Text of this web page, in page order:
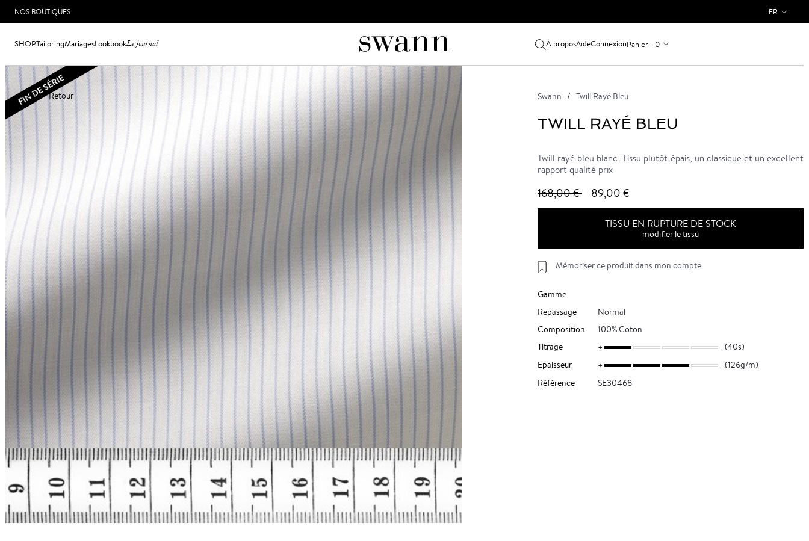
NOS BOUTIQUES FR
SHOPTailoringMariagesLookbookLe journal A proposAideConnexionPanier - 0
Retour Swann Twill Rayé Bleu
TWILL RAYÉ BLEU
Twill rayé bleu blanc. Tissu plutôt épais, un classique et un excellent
rapport qualité prix
168,00 € 89,00 €
TISSU EN RUPTURE DE STOCK
modifier le tissu
Mémoriser ce produit dans mon compte
Gamme
Repassage
Normal
Composition
100% Coton
Titrage
(40s)
Epaisseur
(126g/m)
Référence
SE30468